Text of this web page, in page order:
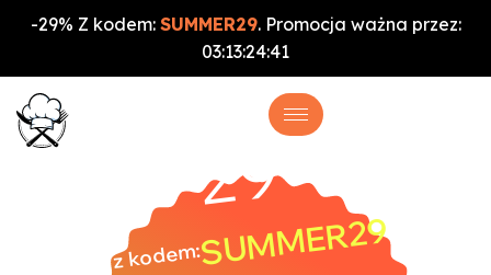
-29% Z kodem: SUMMER29. Promocja ważna przez:
03:13:24:40
-29%
z kodem:SUMMER29